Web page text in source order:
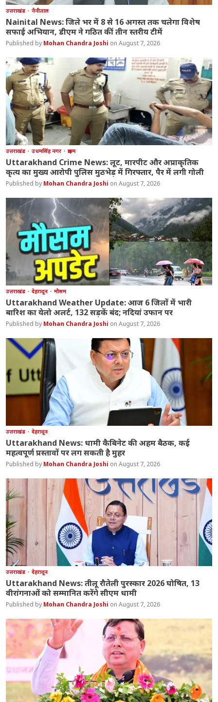
उत्तराखंड नैनीताल
Nainital News: जिले भर में 8 से 16 अगस्त तक चलेगा विशेष
सफाई अभियान, डीएम ने गठित कीं तीन स्तरीय टीमें
Mohan Chandra Joshi August 7, 2026
उत्तराखंड उधमसिंह नगर क्राइम
Uttarakhand Crime News: लूट, मारपीट और अप्राकृतिक
कृत्य का मुख्य आरोपी पुलिस मुठभेड़ में गिरफ्तार, पैर में लगी गोली
Mohan Chandra Joshi August 7, 2026
उत्तराखंड देहरादून मौसम
Uttarakhand Weather Update: आज 6 जिलों में भारी
बारिश का येलो अलर्ट, 132 सड़कें बंद; नदियां उफान पर
Mohan Chandra Joshi August 7, 2026
उत्तराखंड देहरादून
Uttarakhand News: धामी कैबिनेट की अहम बैठक, कई
महत्वपूर्ण प्रस्तावों पर लग सकती है मुहर
Mohan Chandra Joshi August 7, 2026
उत्तराखंड देहरादून
Uttarakhand News: तीलू रौतेली पुरस्कार 2026 घोषित, 13
वीरांगनाओं को सम्मानित करेंगे सीएम धामी
Mohan Chandra Joshi August 7, 2026